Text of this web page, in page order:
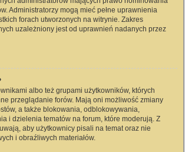
Administratorzy mogą mieć pełne uprawnienia
forach utworzonych na witrynie. Zakres
uzależniony jest od uprawnień nadanych przez
albo też grupami użytkowników, których
przeglądanie forów. Mają oni możliwość zmiany
a także blokowania, odblokowywania,
i dzielenia tematów na forum, które moderują. Z
aby użytkownicy pisali na temat oraz nie
i obraźliwych materiałów.